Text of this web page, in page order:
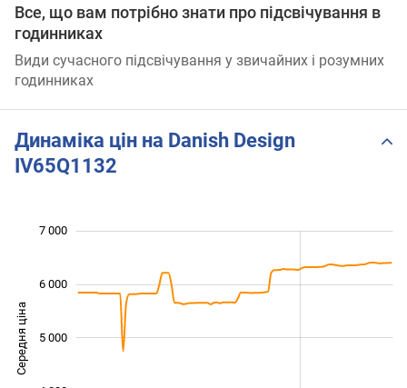
Все, що вам потрібно знати про підсвічування в
годинниках
Види сучасного підсвічування у звичайних і розумних
годинниках
Динаміка цін на Danish Design
IV65Q1132
Середня ціна 3 500
5 000
6 000
7 000